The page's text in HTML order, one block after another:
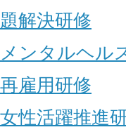
題解決研修
メンタルヘル
再雇用研修
女性活躍推進